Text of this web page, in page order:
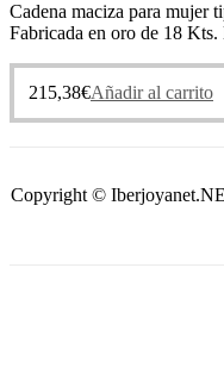
Cadena maciza para mujer
Fabricada en oro de 18
215,38€Añadir al carrito
Copyright ©